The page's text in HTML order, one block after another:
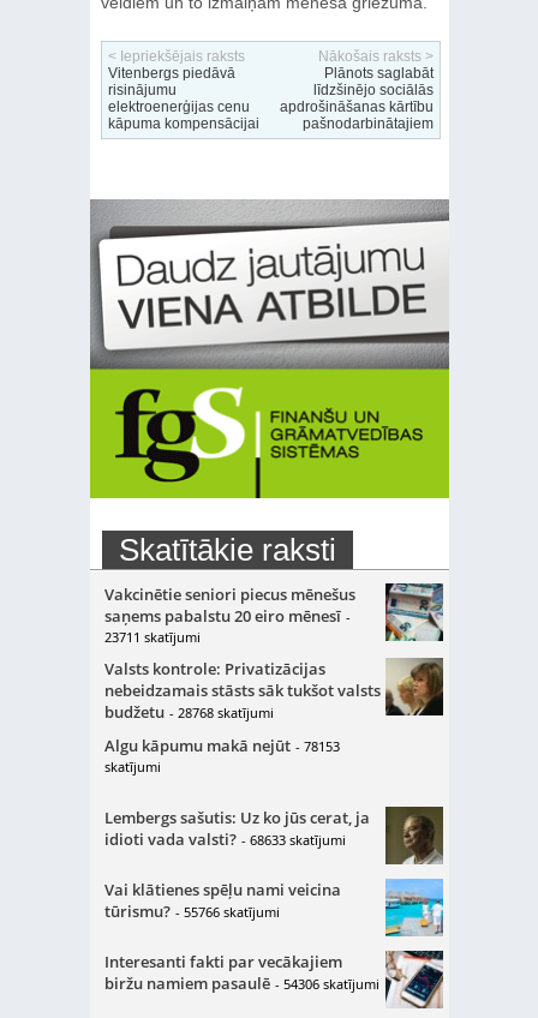
< Iepriekšējais raksts
Vitenbergs piedāvā
risinājumu
elektroenerģijas cenu
kāpuma kompensācijai
Nākošais raksts >
Plānots saglabāt
līdzšinējo sociālās
apdrošināšanas kārtību
pašnodarbinātajiem
Skatītākie raksti
Vakcinētie seniori piecus mēnešus
saņems pabalstu 20 eiro mēnesī -
23711 skatījumi
Valsts kontrole: Privatizācijas
nebeidzamais stāsts sāk tukšot valsts
budžetu - 28768 skatījumi
Algu kāpumu makā nejūt - 78153
skatījumi
Lembergs sašutis: Uz ko jūs cerat, ja
idioti vada valsti? - 68633 skatījumi
Vai klātienes spēļu nami veicina
tūrismu? - 55766 skatījumi
Interesanti fakti par vecākajiem
biržu namiem pasaulē - 54306 skatījumi